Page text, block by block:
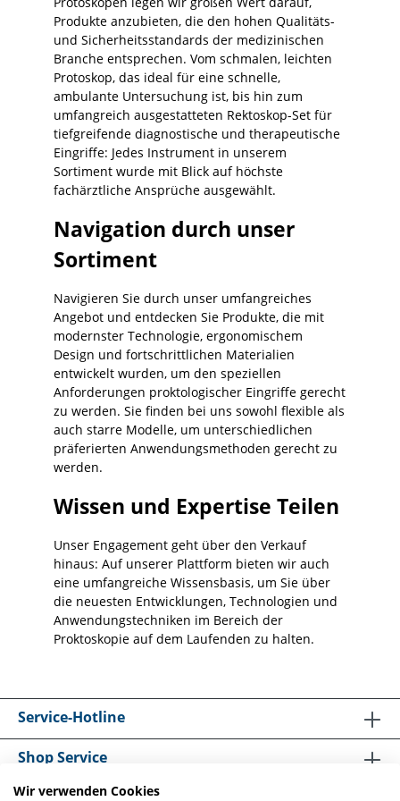
System um eine schnell zuschaltbare
Vergrößerung – für effizientere Abläufe
und präzisere Befundbeurteilung im
Untersuchungsalltag.
verlässlichen Standard in der
Ausleuchtung sicherstellen möchten.
Produktvorteile Adapter für 3,5 V HEINE
Stromquellen – für kompatible HEINE
Beleuchtungssysteme/InstrumenteUnterstü
tzt zuverlässige Ausleuchtung und
reproduzierbare
UntersuchungsqualitätErleichtert
Standardisierung von Setups an mehreren
ArbeitsplätzenReduziert Ausfallzeiten
durch klare Anschlusslogik und
passgenaue VerbindungIdeal für Praxis,
FunktionsdiagnostikHEINE Originalzubehör
für prozesssichere Systemkompatibilität
Technische Daten Produkt:
BeleuchtungsadapterHersteller: HEINE
Stromquellen)Produkttyp: Zubehör /
Adapter / SchnittstelleAnwendung:
Verbindung Stromquelle ↔
Beleuchtungsaufsatz/Instrument
(kompatibilitätsabhängig)Hinweis: Details
zu genauen kompatiblen HEINE
Griffen/Stromquellen und
Instrumenten/Kopfstücken, Ausführung
und Lieferumfang sind im Shop
ausgewiesen. Einsatzbereiche
Diagnostikarbeitsplätze in Praxis und Klinik
und Ambulanzen mit mehreren
UntersuchungsplätzenHNO,
Instrumentierung)Proktologische
Diagnostik/Endoskopie-Setups
(einrichtungsabhängig)Geräte- und
Wartungsmanagement
(Ersatzteil-/Zubehörbevorratung) Sichern
Sie eine stabile Lichtversorgung in Ihren
HEINE Setups: Bestellen Sie den
verlässliche Diagnostik im Alltag.
Produkte anzubieten, die den hohen Qualitäts-
und Sicherheitsstandards der medizinischen
Branche entsprechen. Vom schmalen, leichten
Protoskop, das ideal für eine schnelle,
ambulante Untersuchung ist, bis hin zum
umfangreich ausgestatteten Rektoskop-Set für
tiefgreifende diagnostische und therapeutische
Eingriffe: Jedes Instrument in unserem
Sortiment wurde mit Blick auf höchste
fachärztliche Ansprüche ausgewählt.
Navigation durch unser
Sortiment
Navigieren Sie durch unser umfangreiches
Angebot und entdecken Sie Produkte, die mit
modernster Technologie, ergonomischem
Design und fortschrittlichen Materialien
entwickelt wurden, um den speziellen
Anforderungen proktologischer Eingriffe gerecht
zu werden. Sie finden bei uns sowohl flexible als
auch starre Modelle, um unterschiedlichen
präferierten Anwendungsmethoden gerecht zu
werden.
Wissen und Expertise Teilen
Unser Engagement geht über den Verkauf
hinaus: Auf unserer Plattform bieten wir auch
eine umfangreiche Wissensbasis, um Sie über
die neuesten Entwicklungen, Technologien und
Anwendungstechniken im Bereich der
Proktoskopie auf dem Laufenden zu halten.
Service-Hotline
Shop Service
Wir verwenden Cookies